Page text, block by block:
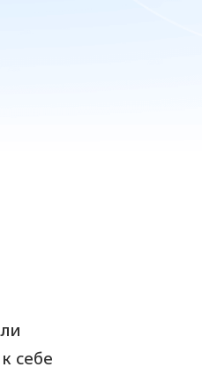
себе